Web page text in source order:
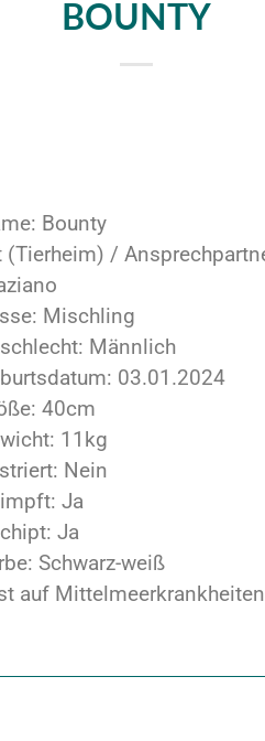
BOUNTY
Bounty
(Tierheim) /
Mischling
Männlich
03.01.2024
40cm
11kg
Nein
Ja
Ja
Schwarz-weiß
auf